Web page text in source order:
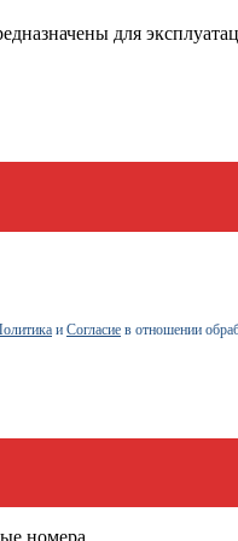
для
и Согласие в отношении
номера